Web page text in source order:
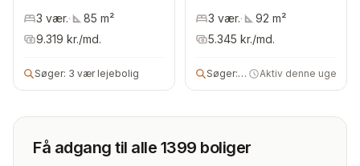
3 vær.· 85 m²
9.319 kr./md.
Søger: 3 vær lejebolig
3 vær.· 92 m²
5.345 kr./md.
Søger:4 vær andels- eller
Aktiv denne uge
Få adgang til alle 1399 boliger